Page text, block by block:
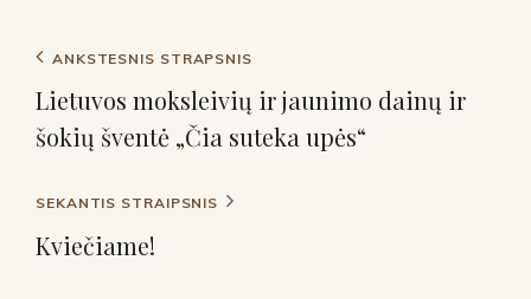
ANKSTESNIS STRAPSNIS
Lietuvos moksleivių ir jaunimo dainų ir
šokių šventė „Čia suteka upės“
SEKANTIS STRAIPSNIS
Kviečiame!